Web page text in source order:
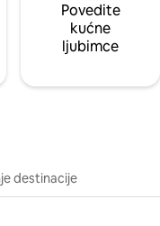
Povedite
kućne
ljubimce
destinacije